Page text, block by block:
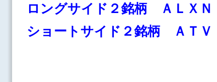
ロングサイド２銘柄 ＡＬＸ
ショートサイド２銘柄 ＡＴ